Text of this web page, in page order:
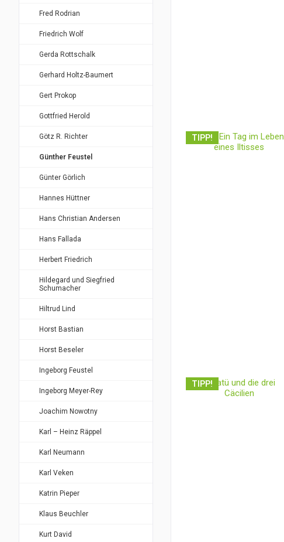
Fred Rodrian
Friedrich Wolf
Gerda Rottschalk
Gerhard Holtz-Baumert
Gert Prokop
Gottfried Herold
Götz R. Richter
Günther Feustel
Günter Görlich
Hannes Hüttner
Hans Christian Andersen
Hans Fallada
Herbert Friedrich
Hildegard und Siegfried
Schumacher
Hiltrud Lind
Horst Bastian
Horst Beseler
Ingeborg Feustel
Ingeborg Meyer-Rey
Joachim Nowotny
Karl – Heinz Räppel
Karl Neumann
Karl Veken
Katrin Pieper
Klaus Beuchler
Kurt David
TIPP!
TIPP!